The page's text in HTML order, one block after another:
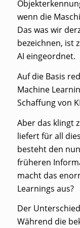
wenn die
Das was wir
bezeichnen, ist
AI eingeordnet.
Auf die Basis
Machine
Schaffung von
Aber das klingt
liefert für all
besteht den
früheren
macht das
Learnings aus?
Der
Während die